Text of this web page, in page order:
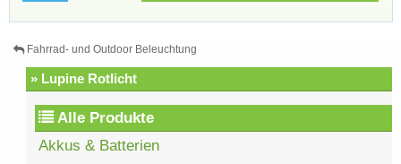
Fahrrad- und Outdoor Beleuchtung
» Lupine Rotlicht
Alle Produkte
Akkus & Batterien